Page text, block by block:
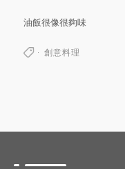
油飯很像很夠味
創意料理